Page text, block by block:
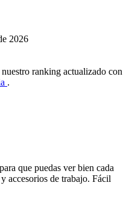
2026
ranking actualizado con
.
que puedas ver bien cada
accesorios de trabajo. Fácil